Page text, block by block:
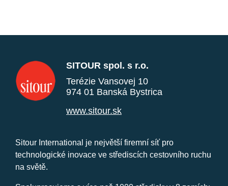
SITOUR spol. s r.o.
Terézie Vansovej 10
974 01 Banská Bystrica
www.sitour.sk
Sitour International je největší firemní síť pro
technologické inovace ve střediscích cestovního ruchu
na světě.